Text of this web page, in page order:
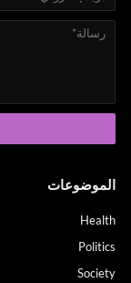
الموضوعات
Health
Politics
Society